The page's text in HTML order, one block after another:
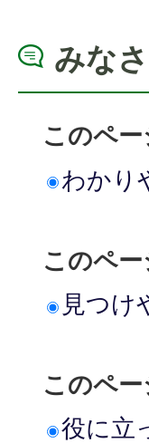
みな
このペ
わかり
このペ
見つけ
このペ
役に立